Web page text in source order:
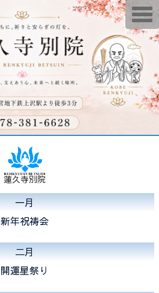
一月
新年祝祷会
二月
開運星祭り
T
o
g
e
n
g
a
o